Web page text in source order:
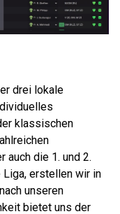
drei lokale
klassischen
auch die 1. und 2.
erstellen wir in
unseren
bietet uns der